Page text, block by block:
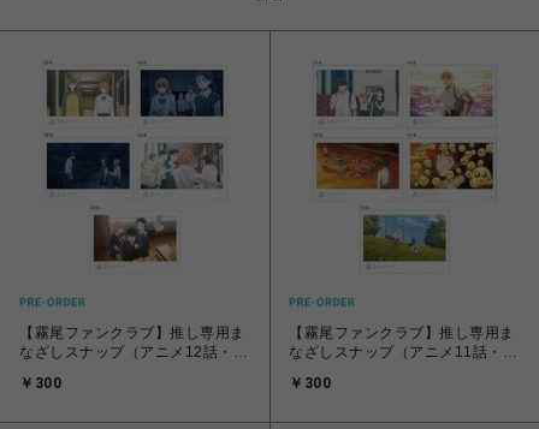
【霧尾ファンクラブ】推し専用ま
なざしスナップ（アニメ12話・全
￥300
【霧尾ファンクラブ】推し専用ま
なざしスナップ（アニメ11話・全
￥300